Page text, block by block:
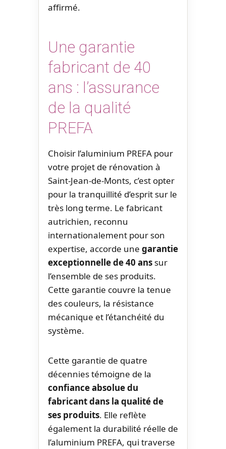
affirmé.
Une garantie
fabricant de 40
ans : l’assurance
de la qualité
PREFA
Choisir l’aluminium PREFA pour
votre projet de rénovation à
Saint-Jean-de-Monts, c’est opter
pour la tranquillité d’esprit sur le
très long terme. Le fabricant
autrichien, reconnu
internationalement pour son
expertise, accorde une garantie
exceptionnelle de 40 ans sur
l’ensemble de ses produits.
Cette garantie couvre la tenue
des couleurs, la résistance
mécanique et l’étanchéité du
système.
Cette garantie de quatre
décennies témoigne de la
confiance absolue du
fabricant dans la qualité de
ses produits. Elle reflète
également la durabilité réelle de
l’aluminium PREFA, qui traverse